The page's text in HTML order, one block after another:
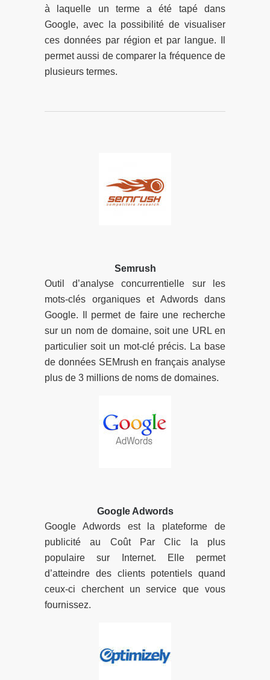
à laquelle un terme a été tapé dans
Google, avec la possibilité de visualiser
ces données par région et par langue. Il
permet aussi de comparer la fréquence de
plusieurs termes.
Semrush
Outil d’analyse concurrentielle sur les
mots-clés organiques et Adwords dans
Google. Il permet de faire une recherche
sur un nom de domaine, soit une URL en
particulier soit un mot-clé précis. La base
de données SEMrush en français analyse
plus de 3 millions de noms de domaines.
Google Adwords
Google Adwords est la plateforme de
publicité au Coût Par Clic la plus
populaire sur Internet. Elle permet
d’atteindre des clients potentiels quand
ceux-ci cherchent un service que vous
fournissez.